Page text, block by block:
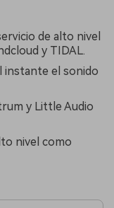
de alto nivel
y TIDAL.
instante el sonido
y Little Audio
nivel como